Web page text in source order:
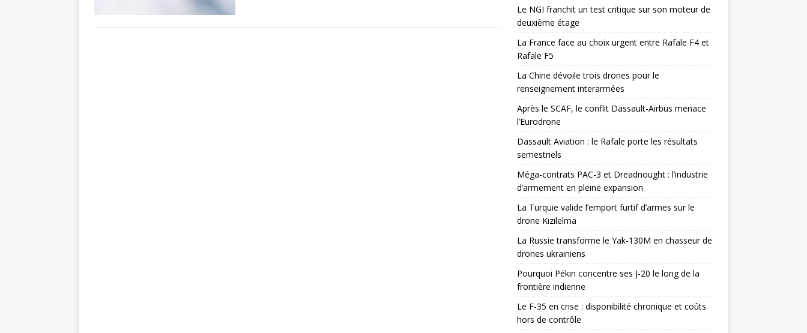
Le NGI franchit un test critique sur son moteur de
deuxième étage
La France face au choix urgent entre Rafale F4 et
Rafale F5
La Chine dévoile trois drones pour le
renseignement interarmées
Après le SCAF, le conflit Dassault-Airbus menace
l’Eurodrone
Dassault Aviation : le Rafale porte les résultats
semestriels
Méga-contrats PAC-3 et Dreadnought : l’industrie
d’armement en pleine expansion
La Turquie valide l’emport furtif d’armes sur le
drone Kızılelma
La Russie transforme le Yak-130M en chasseur de
drones ukrainiens
Pourquoi Pékin concentre ses J-20 le long de la
frontière indienne
Le F-35 en crise : disponibilité chronique et coûts
hors de contrôle